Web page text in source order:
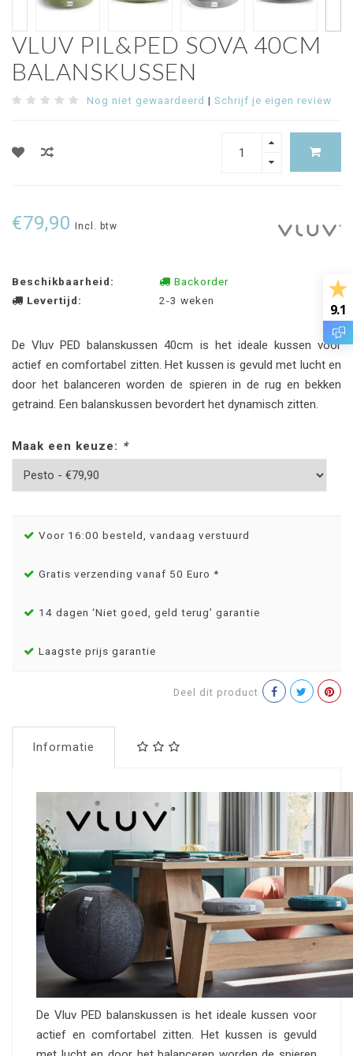
VLUV PIL&PED SOVA 40CM
BALANSKUSSEN
Nog niet gewaardeerd | Schrijf je eigen review
€79,90 Incl. btw
Beschikbaarheid:
Backorder
Levertijd:
2-3 weken
De Vluv PED balanskussen 40cm is het ideale kussen voor
actief en comfortabel zitten. Het kussen is gevuld met lucht en
door het balanceren worden de spieren in de rug en bekken
getraind. Een balanskussen bevordert het dynamisch zitten.
Maak een keuze: *
Voor 16:00 besteld, vandaag verstuurd
Gratis verzending vanaf 50 Euro *
14 dagen ‘Niet goed, geld terug’ garantie
Laagste prijs garantie
Deel dit product
Informatie
De Vluv PED balanskussen is het ideale kussen voor
actief en comfortabel zitten. Het kussen is gevuld
9.1